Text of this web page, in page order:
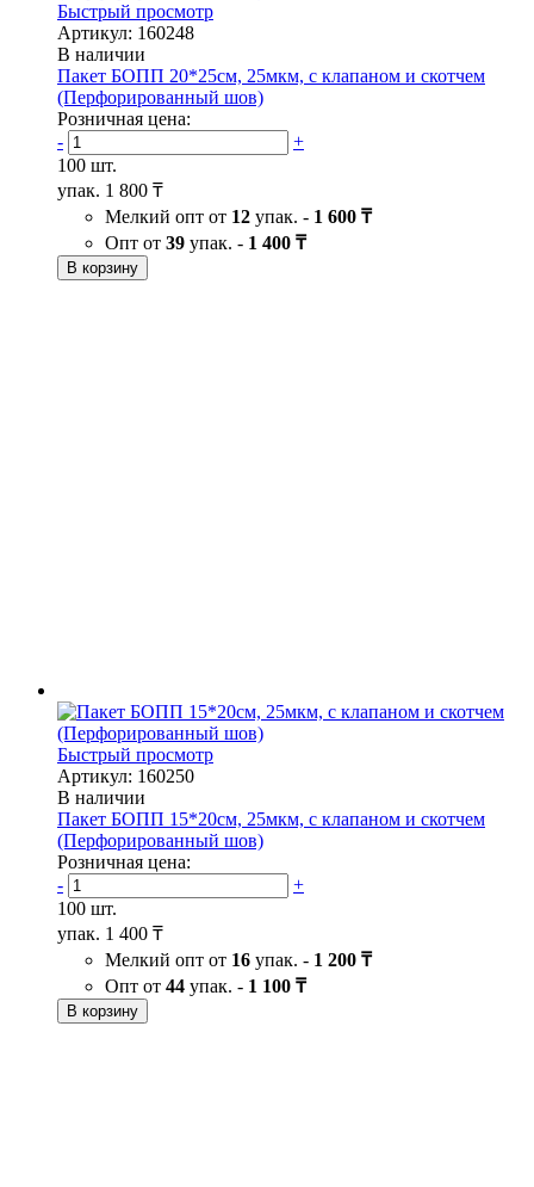
Быстрый просмотр
Артикул: 160248
В наличии
Пакет БОПП 20*25см, 25мкм, с клапаном и скотчем
(Перфорированный шов)
Розничная цена:
-
+
100 шт.
упак. 1 800 ₸
Мелкий опт от 12 упак. - 1 600 ₸
Опт от 39 упак. - 1 400 ₸
В корзину
Быстрый просмотр
Артикул: 160250
В наличии
Пакет БОПП 15*20см, 25мкм, с клапаном и скотчем
(Перфорированный шов)
Розничная цена:
-
+
100 шт.
упак. 1 400 ₸
Мелкий опт от 16 упак. - 1 200 ₸
Опт от 44 упак. - 1 100 ₸
В корзину